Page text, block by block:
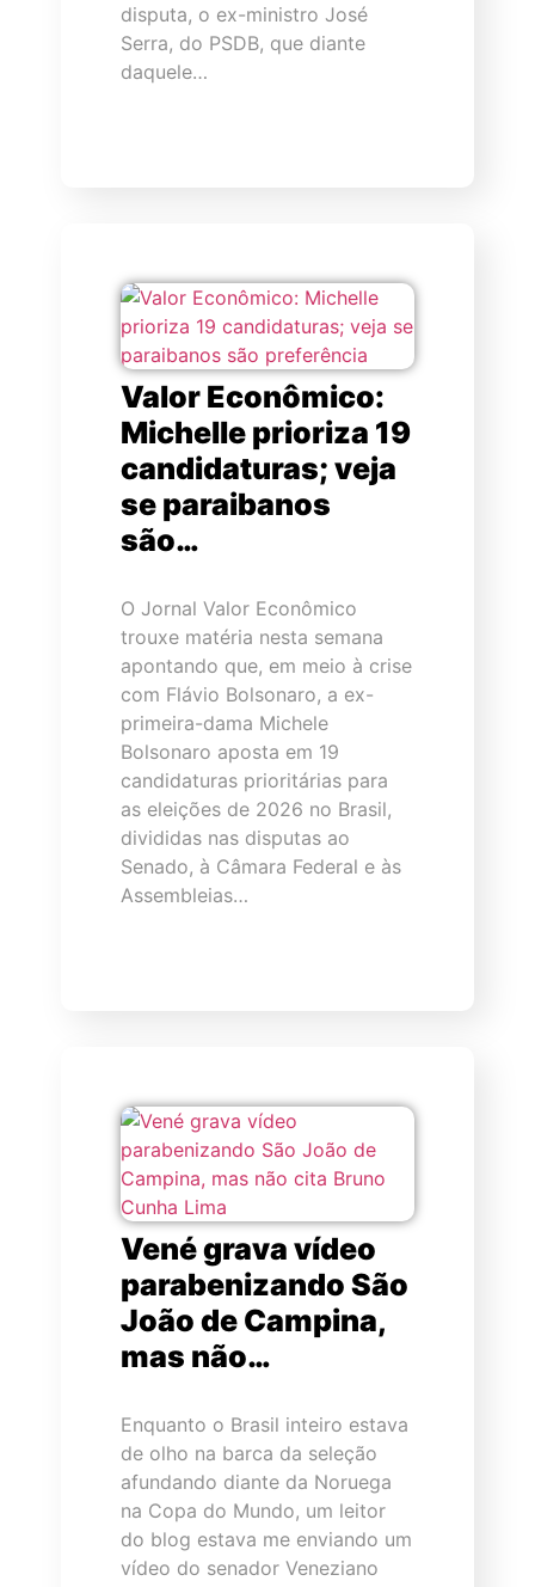
disputa, o ex-ministro José
Serra, do PSDB, que diante
daquele…
Valor Econômico:
Michelle prioriza 19
candidaturas; veja
se paraibanos
são…
O Jornal Valor Econômico
trouxe matéria nesta semana
apontando que, em meio à crise
com Flávio Bolsonaro, a ex-
primeira-dama Michele
Bolsonaro aposta em 19
candidaturas prioritárias para
as eleições de 2026 no Brasil,
divididas nas disputas ao
Senado, à Câmara Federal e às
Assembleias…
Vené grava vídeo
parabenizando São
João de Campina,
mas não…
Enquanto o Brasil inteiro estava
de olho na barca da seleção
afundando diante da Noruega
na Copa do Mundo, um leitor
do blog estava me enviando um
vídeo do senador Veneziano